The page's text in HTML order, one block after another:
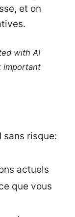
et on
with AI
important
sans risque:
actuels
que vous